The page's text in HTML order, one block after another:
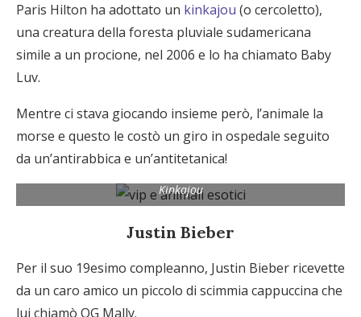
Paris Hilton ha adottato un kinkajou (o cercoletto),
una creatura della foresta pluviale sudamericana
simile a un procione, nel 2006 e lo ha chiamato Baby
Luv.
Mentre ci stava giocando insieme però, l’animale la
morse e questo le costò un giro in ospedale seguito
da un’antirabbica e un’antitetanica!
Kinkajou
Justin Bieber
Per il suo 19esimo compleanno, Justin Bieber ricevette
da un caro amico un piccolo di scimmia cappuccina che
lui chiamò OG Mally.